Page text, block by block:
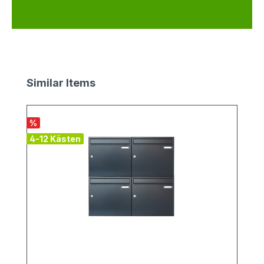
Produktgalerie überspringen
Similar Items
%
4-12 Kästen